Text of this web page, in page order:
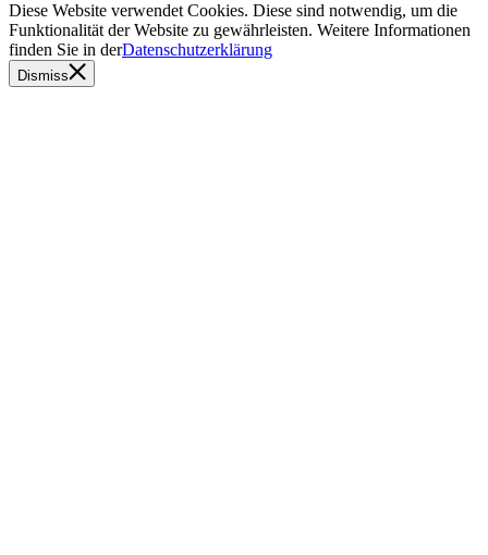
Diese Website verwendet Cookies. Diese sind notwendig, um die
Funktionalität der Website zu gewährleisten. Weitere Informationen
finden Sie in derDatenschutzerklärung
Dismiss